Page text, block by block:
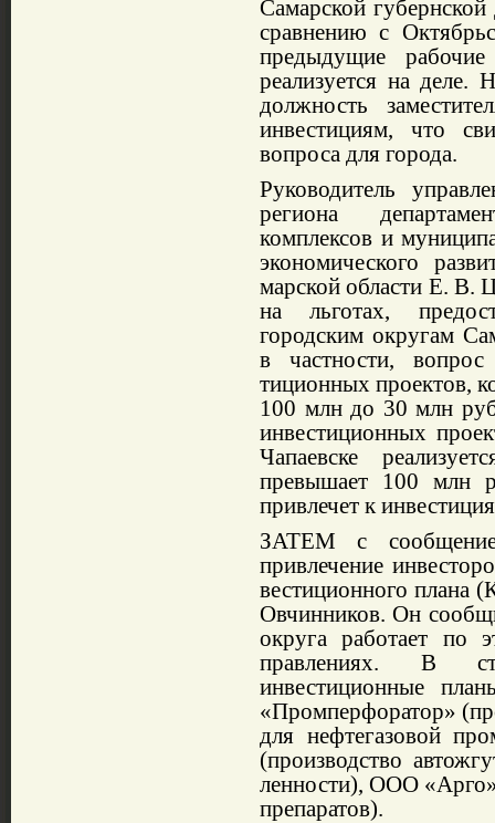
Самарской
сравнению с
предыдущие
реализуется на деле.
дол­жность
инвестициям, что
вопроса для города.
Руководитель
региона
комплексов и
эконо­мического
марской области Е. В.
на льготах,
городским округам
в частности,
тиционных проектов,
100 млн до 30 млн
инвес­тиционных
Чапаевске
превышает 100 млн
привлечет к
ЗАТЕМ с
привлече­ние
вестиционного плана
Овчинников. Он
округа работает по
правлениях. В
инвестиционные
«Промперфоратор»
для нефтега­зовой
(произ­водство
ленности), ООО
препаратов).